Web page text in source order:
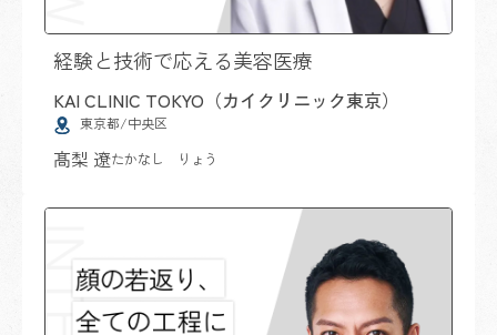
経験と技術で応える美容医療
KAI CLINIC TOKYO（カイクリニック東京）
東京都/中央区
髙梨 遼たかなし りょう